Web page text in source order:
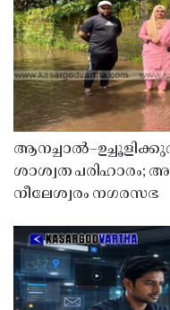
ശാശ്വത പരിഹാരം;
നീലേശ്വരം നഗരസഭ